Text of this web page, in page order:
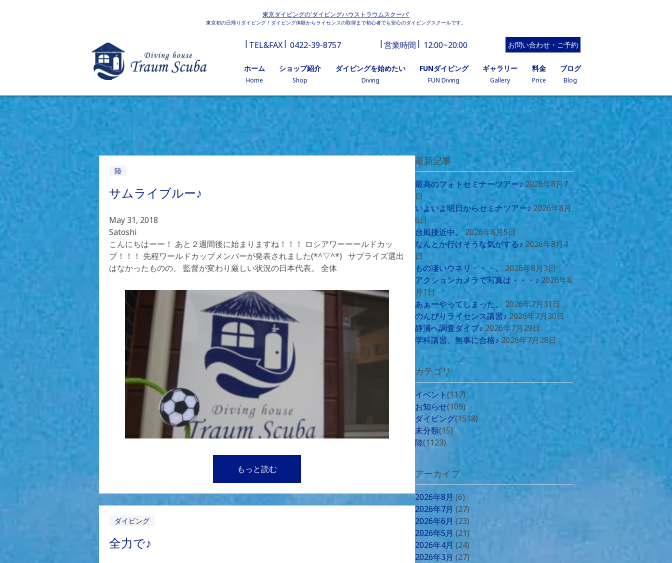
東京ダイビングの'ダイビングハウストラウムスクーバ'
東京初の日帰りダイビング！ダイビング体験からライセンスの取得まで初心者でも安心のダイビングスクールです。
TEL&FAX 0422-39-8757 営業時間 12:00~20:00 お問い合わせ・ご予約
ホーム
Home
ショップ紹介
Shop
ダイビングを始めたい
Diving
FUNダイビング
FUN Diving
ギャラリー
Gallery
料金
Price
ブログ
Blog
陸
サムライブルー♪
May 31, 2018
Satoshi
こんにちはーー！ あと２週間後に始まりますね！！！ ロシアワーーールドカッ
プ！！！ 先程ワールドカップメンバーが発表されました(*^▽^*) サプライズ選出
はなかったものの、 監督が変わり厳しい状況の日本代表。 全体
もっと読む
ダイビング
全力で♪
最新記事
最高のフォトセミナーツアー♪ 2026年8月7
日
いよいよ明日からセミナツアー♪ 2026年8月
6日
台風接近中。 2026年8月5日
なんとか行けそうな気がする♪ 2026年8月4
日
もの凄いウネリ・・・。
2026年8月3日
アクションカメラで写真は・・・♪ 2026年8
月1日
あぁーやってしまった。
2026年7月31日
のんびりライセンス講習♪ 2026年7月30日
静浦へ調査ダイブ♪ 2026年7月29日
学科講習、無事に合格♪ 2026年7月28日
カテゴリ
イベント(117)
お知らせ(109)
ダイビング(1518)
未分類(15)
陸(1123)
アーカイブ
2026年8月 (6)
2026年7月 (27)
2026年6月 (23)
2026年5月 (21)
2026年4月 (24)
2026年3月 (27)